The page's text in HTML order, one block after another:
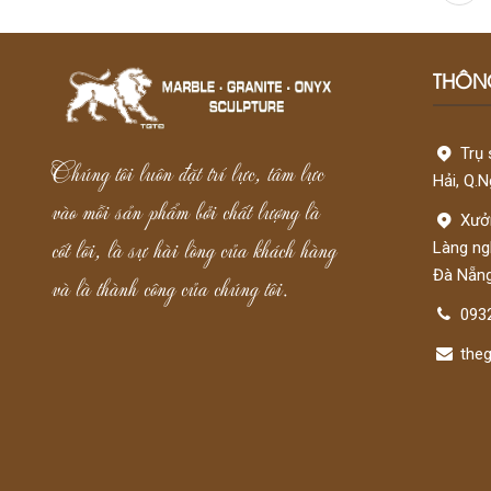
Chúng tôi luôn đặt trí lực, tâm lực
vào mỗi sản phẩm bởi chất lượng là
cốt lõi, là sự hài lòng của khách hàng
và là thành công của chúng tôi.
Trụ
Hải,
Làng
Đà